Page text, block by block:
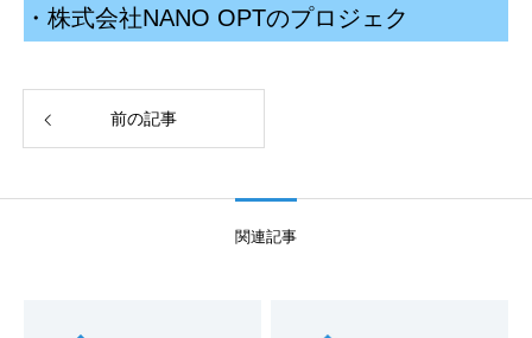
・株式会社NANO OPTのプロジェク
前の記事
関連記事